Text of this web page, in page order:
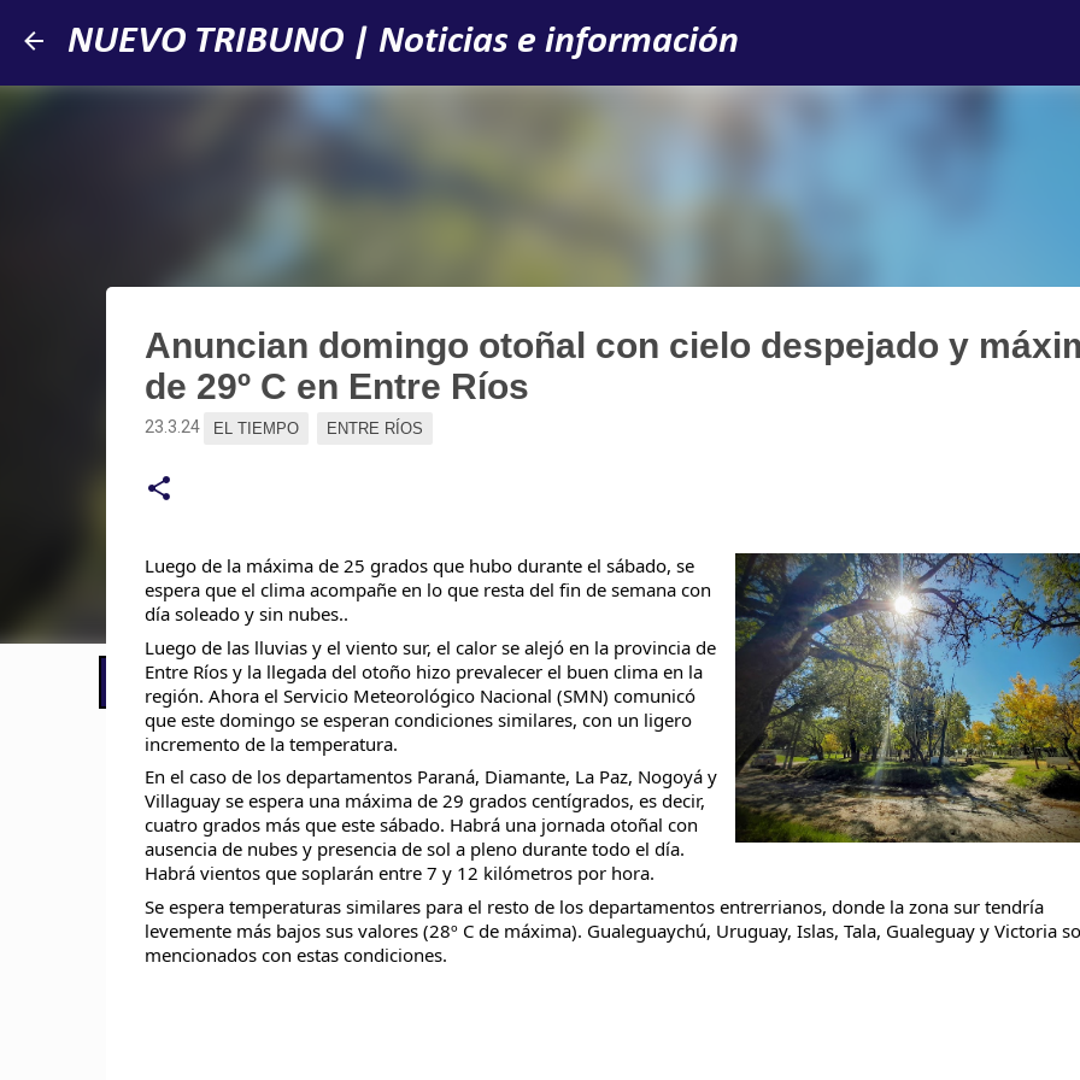
Ir al contenido principal
NUEVO TRIBUNO | Noticias e información
📢 LO ÚLTIMO El Gobierno postergó la reunión paritaria con estatales
Anuncian domingo otoñal con cielo despejado y
de 29º C en Entre Ríos
23.3.24 EL TIEMPO ENTRE RÍOS
Luego de la máxima de 25 grados que hubo durante el sábado, se
espera que el clima acompañe en lo que resta del fin de semana con
día soleado y sin nubes..
Luego de las lluvias y el viento sur, el calor se alejó en la provincia de
Entre Ríos y la llegada del otoño hizo prevalecer el buen clima en la
región. Ahora el Servicio Meteorológico Nacional (SMN) comunicó
que este domingo se esperan condiciones similares, con un ligero
incremento de la temperatura.
En el caso de los departamentos Paraná, Diamante, La Paz, Nogoyá y
Villaguay se espera una máxima de 29 grados centígrados, es decir,
cuatro grados más que este sábado. Habrá una jornada otoñal con
ausencia de nubes y presencia de sol a pleno durante todo el día.
Habrá vientos que soplarán entre 7 y 12 kilómetros por hora.
Se espera temperaturas similares para el resto de los departamentos entrerrianos, donde la zona sur tendría
levemente más bajos sus valores (28º C de máxima). Gualeguaychú, Uruguay, Islas, Tala, Gualeguay y Victoria
mencionados con estas condiciones.